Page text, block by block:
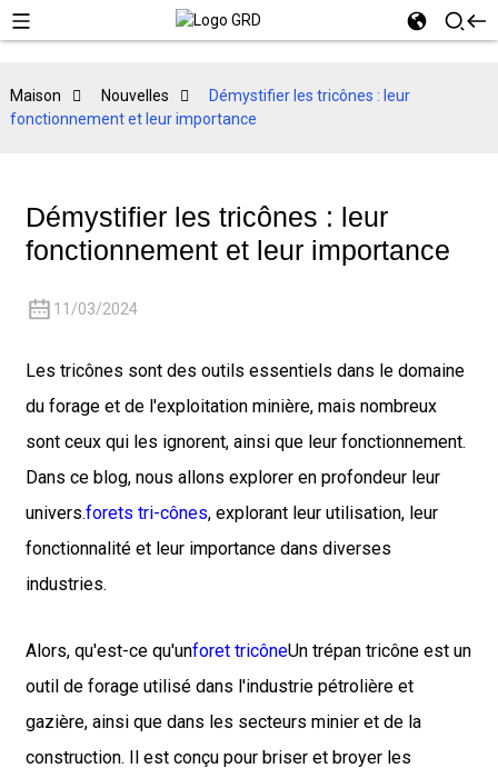
Maison Nouvelles
Démystifier les tricônes : leur
fonctionnement et leur importance
Démystifier les tricônes : leur
fonctionnement et leur importance
11/03/2024
Les tricônes sont des outils essentiels dans le domaine
du forage et de l'exploitation minière, mais nombreux
sont ceux qui les ignorent, ainsi que leur fonctionnement.
Dans ce blog, nous allons explorer en profondeur leur
univers.forets tri-cônes, explorant leur utilisation, leur
fonctionnalité et leur importance dans diverses
industries.
Alors, qu'est-ce qu'unforet tricôneUn trépan tricône est un
outil de forage utilisé dans l'industrie pétrolière et
gazière, ainsi que dans les secteurs minier et de la
construction. Il est conçu pour briser et broyer les